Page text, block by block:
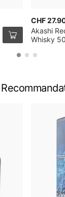
CHF
Akashi
Whisky